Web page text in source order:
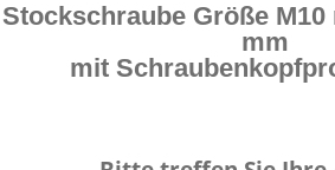
Stockschraube Größe
mm
mit